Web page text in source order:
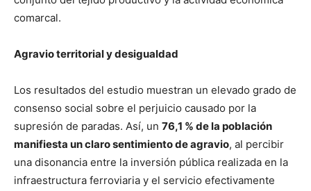
comarcal.
Agravio territorial y desigualdad
Los resultados del estudio muestran un elevado grado de
consenso social sobre el perjuicio causado por la
supresión de paradas. Así, un 76,1 % de la población
manifiesta un claro sentimiento de agravio, al percibir
una disonancia entre la inversión pública realizada en la
infraestructura ferroviaria y el servicio efectivamente